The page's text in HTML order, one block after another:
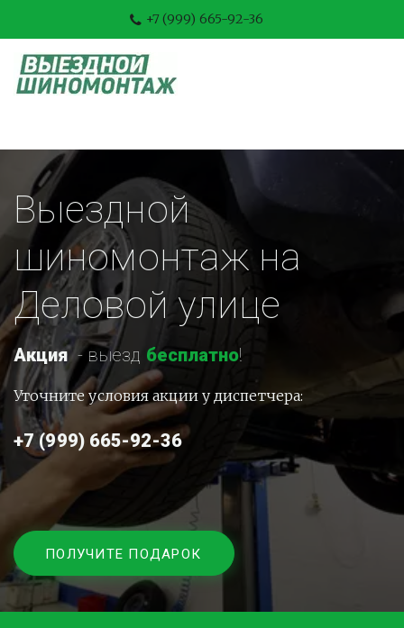
+7 (999) 665-92-36
Выездной
шиномонтаж на
Деловой улице
Акция - выезд бесплатно!
Уточните условия акции у диспетчера:
+7 (999) 665-92-36
ПОЛУЧИТЕ ПОДАРОК